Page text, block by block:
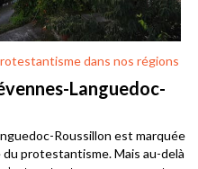
dans nos régions
Languedoc-
Roussillon est marquée
protestantisme. Mais au-delà